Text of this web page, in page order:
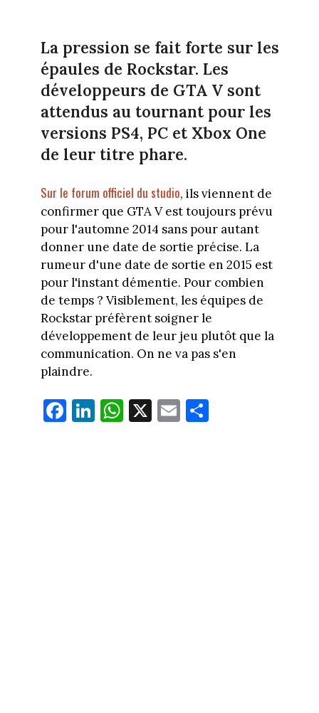
La pression se fait forte sur les
épaules de Rockstar. Les
développeurs de GTA V sont
attendus au tournant pour les
versions PS4, PC et Xbox One
de leur titre phare.
Sur le forum officiel du studio, ils viennent de
confirmer que GTA V est toujours prévu
pour l'automne 2014 sans pour autant
donner une date de sortie précise. La
rumeur d'une date de sortie en 2015 est
pour l'instant démentie. Pour combien
de temps ? Visiblement, les équipes de
Rockstar préfèrent soigner le
développement de leur jeu plutôt que la
communication. On ne va pas s'en
plaindre.
Fa
ce
Li
nk
W
ha
X E
m
Pa
rt